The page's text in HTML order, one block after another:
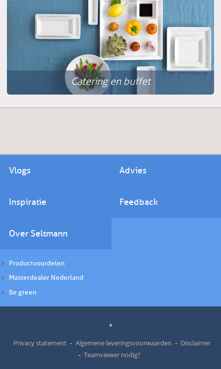
Catering en buffet
Vlogs Advies
Inspiratie Feedback
Over Seltmann
Productvoordelen
Masterdealer Nederland
Be green
*
Privacy statement
Algemene leveringsvoorwaarden
Disclaimer
Teamviewer nodig?